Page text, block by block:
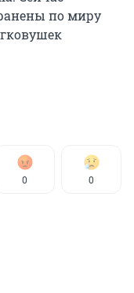
по миру
0 0